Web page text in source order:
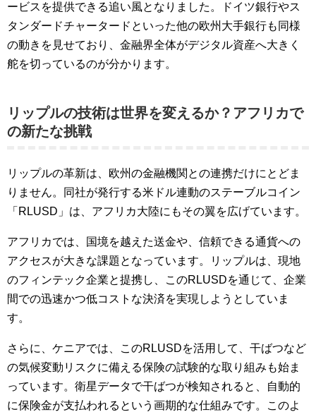
ービスを提供できる追い風となりました。ドイツ銀行やス
タンダードチャータードといった他の欧州大手銀行も同様
の動きを見せており、金融界全体がデジタル資産へ大きく
舵を切っているのが分かります。
リップルの技術は世界を変えるか？アフリカで
の新たな挑戦
リップルの革新は、欧州の金融機関との連携だけにとどま
りません。同社が発行する米ドル連動のステーブルコイン
「RLUSD」は、アフリカ大陸にもその翼を広げています。
アフリカでは、国境を越えた送金や、信頼できる通貨への
アクセスが大きな課題となっています。リップルは、現地
のフィンテック企業と提携し、このRLUSDを通じて、企業
間での迅速かつ低コストな決済を実現しようとしていま
す。
さらに、ケニアでは、このRLUSDを活用して、干ばつなど
の気候変動リスクに備える保険の試験的な取り組みも始ま
っています。衛星データで干ばつが検知されると、自動的
に保険金が支払われるという画期的な仕組みです。このよ